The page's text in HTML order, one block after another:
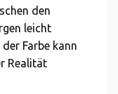
den
leicht
Farbe kann
Realität